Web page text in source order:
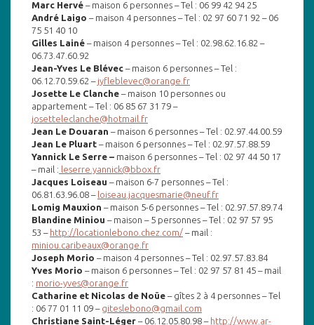
Marc Hervé – maison 6 personnes – Tel : 06 99 42 94 25
André Laigo – maison 4 personnes – Tel : 02 97 60 71 92 – 06
75 51 40 10
Gilles Lainé – maison 4 personnes – Tel : 02.98.62.16.82 –
06.73.47.60.92
Jean-Yves Le Blévec – maison 6 personnes – Tel :
06.12.70.59.62 – jyfleblevec@orange.fr
Josette Le Clanche – maison 10 personnes ou
appartement – Tel : 06 85 67 31 79 –
josetteleclanche@hotmail.fr
Jean Le Douaran – maison 6 personnes – Tel : 02.97.44.00.59
Jean Le Pluart – maison 6 personnes – Tel : 02.97.57.88.59
Yannick Le Serre – maison 6 personnes – Tel : 02 97 44 50 17
– mail : leserre.yannick@bbox.fr
Jacques Loiseau – maison 6-7 personnes – Tel :
06.81.63.96.08 – loiseau.jacquesmarie@neuf.fr
Lomig Mauxion – maison 5-6 personnes – Tel : 02.97.57.89.74
Blandine Miniou – maison – 5 personnes – Tel : 02 97 57 95
53 – http://locationlebono.chez.com/ – mail :
miniou.caribeaux@orange.fr
Joseph Morio – maison 4 personnes – Tel : 02.97.57.83.84
Yves Morio – maison 6 personnes – Tel : 02 97 57 81 45 – mail
: morio-yves@orange.fr
Catharine et Nicolas de Noüe – gîtes 2 à 4 personnes – Tel
: 06 77 01 11 09 – giteslebono@gmail.com
Christiane Saint-Léger – 06.12.05.80.98 – http://www.ar-